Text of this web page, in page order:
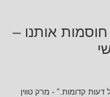
אותנו –
קדומות." - מרק טווין